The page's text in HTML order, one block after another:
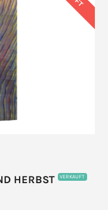
HERBST VERKAUFT